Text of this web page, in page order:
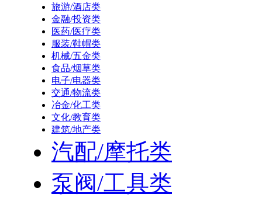
旅游/酒店类
金融/投资类
医药/医疗类
服装/鞋帽类
机械/五金类
食品/烟草类
电子/电器类
交通/物流类
冶金/化工类
文化/教育类
建筑/地产类
汽配/摩托类
泵阀/工具类